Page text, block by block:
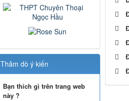
Thăm dò ý kiến
Bạn thích gì trên trang web
này ?